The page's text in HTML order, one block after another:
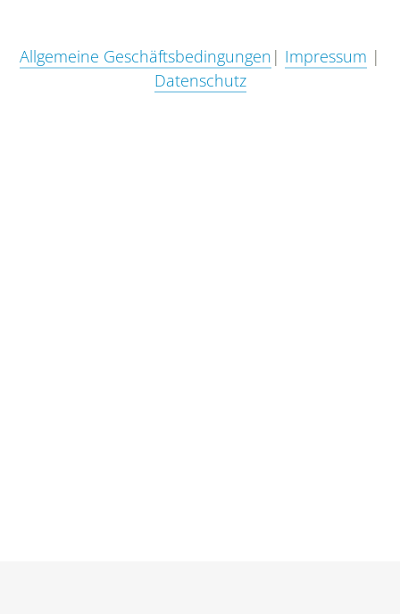
Allgemeine Geschäftsbedingungen | Impressum |
Datenschutz